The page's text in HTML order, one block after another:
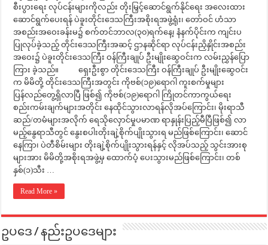
စီးပွားရေး လုပ်ငန်းများကိုလည်း တိုးမြှင့်ဆောင်ရွက်နိုင်ရေး အလေးထား
ဆောင်ရွက်ပေးရန် ပဲခူးတိုင်းဒေသကြီးအစိုးရအဖွဲ့ရုံး၊ တော်ဝင် ဟံသာ
အစည်းအဝေးခန်းမ၌ စက်တင်ဘာလ(၃၀)ရက်နေ့၊ နံနက်ပိုင်းက ကျင်းပ
ပြုလုပ်ခဲ့သည့် တိုင်းဒေသကြီးအဆင့် ဌာနဆိုင်ရာ လုပ်ငန်းညှိနှိုင်းအစည်း
အဝေး၌ ပဲခူးတိုင်းဒေသကြီး ဝန်ကြီးချုပ် ဦးမျိုးဆွေဝင်းက လမ်းညွှန်ပြော
ကြား ခဲ့သည်။ ရှေးဦးစွာ တိုင်းဒေသကြီး ဝန်ကြီးချုပ် ဦးမျိုးဆွေဝင်း
က မိမိတို့ တိုင်းဒေသကြီးအတွင်း ကိုဗစ်(၁၉)ရောဂါ ကူးစက်မှုများ
ပြန်လည်တွေ့ရှိလာပြီ ဖြစ်၍ ကိုဗစ်(၁၉)ရောဂါ ကြိုတင်ကာကွယ်ရေး
စည်းကမ်းချက်များအတိုင်း နေထိုင်သွားလာရန်လိုအပ်ကြောင်း၊ မိုးရာသီ
ဆည်/တမံများအလိုက် ရေသိုလှောင်မှုပမာဏ ရာနှုန်းပြည့်မီပြီဖြစ်၍ လာ
မည့်နွေရာသီတွင် နွေးစပါးတိုးချဲ့စိုက်ပျိုးသွားရ မည်ဖြစ်ကြောင်း၊ ဆောင်
နေကြာ၊ ပဲတီစိမ်းများ တိုးချဲ့စိုက်ပျိုးသွားရန်နှင့် လိုအပ်သည့် သွင်းအားစု
များအား မိမိတို့အစိုးရအဖွဲ့မှ ထောက်ပံ့ ပေးသွားမည်ဖြစ်ကြောင်း၊ တစ်
နှစ်(၁)သီး …
Read More »
ဥပဒေ / နည်းဥပဒေများ